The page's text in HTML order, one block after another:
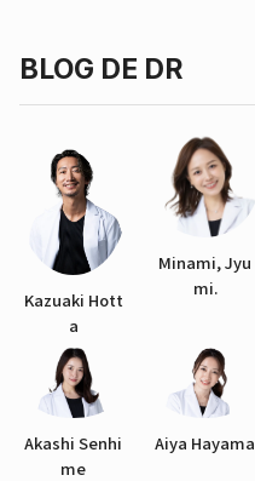
BLOG DE DR
Kazuaki Hott
a
Minami, Jyu
mi.
Akashi Senhi
me
Aiya Hayama